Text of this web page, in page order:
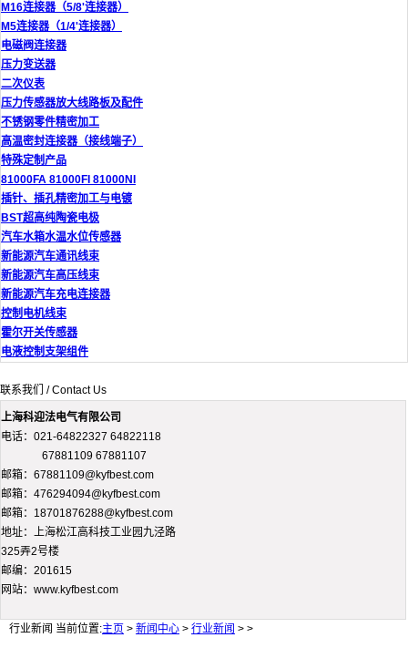
M16连接器（5/8'连接器）
M5连接器（1/4'连接器）
电磁阀连接器
压力变送器
二次仪表
压力传感器放大线路板及配件
不锈钢零件精密加工
高温密封连接器（接线端子）
特殊定制产品
81000FA 81000FI 81000NI
插针、插孔精密加工与电镀
BST超高纯陶瓷电极
汽车水箱水温水位传感器
新能源汽车通讯线束
新能源汽车高压线束
新能源汽车充电连接器
控制电机线束
霍尔开关传感器
电液控制支架组件
联系我们 / Contact Us
上海科迎法电气有限公司
电话：021-64822327 64822118
67881109 67881107
邮箱：67881109@kyfbest.com
邮箱：476294094@kyfbest.com
邮箱：18701876288@kyfbest.com
地址：上海松江高科技工业园九泾路
325弄2号楼
邮编：201615
网站：www.kyfbest.com
行业新闻 当前位置:主页 > 新闻中心 > 行业新闻 > >